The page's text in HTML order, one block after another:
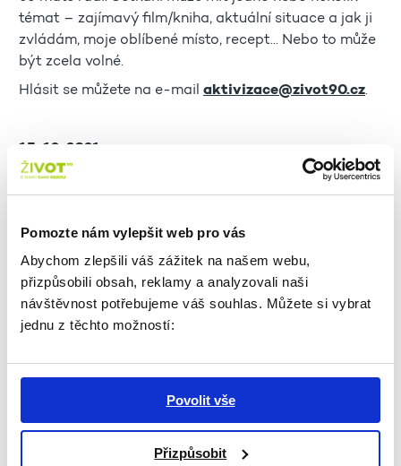
Pomozte nám vylepšit web pro vás
Abychom zlepšili váš zážitek na našem webu,
přizpůsobili obsah, reklamy a analyzovali naši
návštěvnost potřebujeme váš souhlas. Můžete si vybrat
jednu z těchto možností:
Povolit vše
Přizpůsobit
témat – zajímavý film/kniha, aktuální situace a jak ji
zvládám, moje oblíbené místo, recept... Nebo to může
být zcela volné.
Hlásit se můžete na e-mail aktivizace@zivot90.cz.
15. 12. 2021
SPOLEČENSKÉ AKCE
13:00–16:00 | 1. patro, chodba
Přijďte se rozloučit s Pepperem, se kterým se můžete
naposledy potkat v CAS! Můžete zhodnotit, co
všechno se i díky Vaší spolupráci naučil.
Než za Pepperem vyrazíte, domluvte se prosím na
ZEMĚ S NEJVYŠŠÍM POČTEM PAMÁTEK UNESCO -